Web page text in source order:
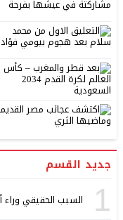
جديد القسم
1 السبب الحقيقي